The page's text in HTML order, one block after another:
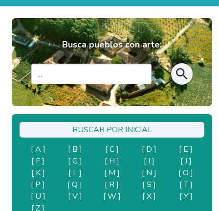
Busca pueblos con arte:
BUSCAR POR INICIAL
[ A ]
[ B ] [ C ] [ D ]
[ E ]
[ F ]
[ G ] [ H ] [ I ]
[ J ]
[ K ]
[ L ] [ M ] [ N ]
[ O ]
[ P ]
[ Q ] [ R ] [ S ]
[ T ]
[ U ]
[ V ] [ W ] [ X ]
[ Y ]
[ Z ]